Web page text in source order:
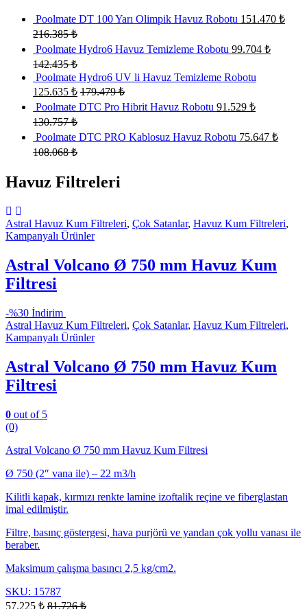
Poolmate DT 100 Yarı Olimpik Havuz Robotu 151.470 ₺
216.385₺
Poolmate Hydro6 Havuz Temizleme Robotu 99.704 ₺
142.435₺
Poolmate Hydro6 UV li Havuz Temizleme Robotu
125.635 ₺ 179.479₺
Poolmate DTC Pro Hibrit Havuz Robotu 91.529 ₺
130.757₺
Poolmate DTC PRO Kablosuz Havuz Robotu 75.647 ₺
108.068₺
Havuz Filtreleri
Astral Havuz Kum Filtreleri, Çok Satanlar, Havuz Kum Filtreleri,
Kampanyalı Ürünler
Astral Volcano Ø 750 mm Havuz Kum
Filtresi
-%30 İndirim
Astral Havuz Kum Filtreleri, Çok Satanlar, Havuz Kum Filtreleri,
Kampanyalı Ürünler
Astral Volcano Ø 750 mm Havuz Kum
Filtresi
0 out of 5
(0)
Astral Volcano Ø 750 mm Havuz Kum Filtresi
Ø 750 (2″ vana ile) – 22 m3/h
Kilitli kapak, kırmızı renkte lamine izoftalik reçine ve fiberglastan
imal edilmiştir.
Filtre, basınç göstergesi, hava purjörü ve yandan çok yollu vanası ile
beraber.
Maksimum çalışma basıncı 2,5 kg/cm2.
SKU: 15787
57.225 ₺ 81.726₺